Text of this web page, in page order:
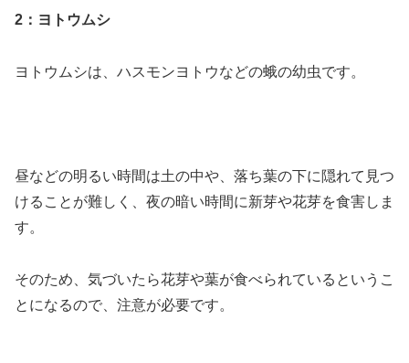
2：ヨトウムシ
ヨトウムシは、ハスモンヨトウなどの蛾の幼虫です。
昼などの明るい時間は土の中や、落ち葉の下に隠れて見つ
けることが難しく、夜の暗い時間に新芽や花芽を食害しま
す。
そのため、気づいたら花芽や葉が食べられているというこ
とになるので、注意が必要です。